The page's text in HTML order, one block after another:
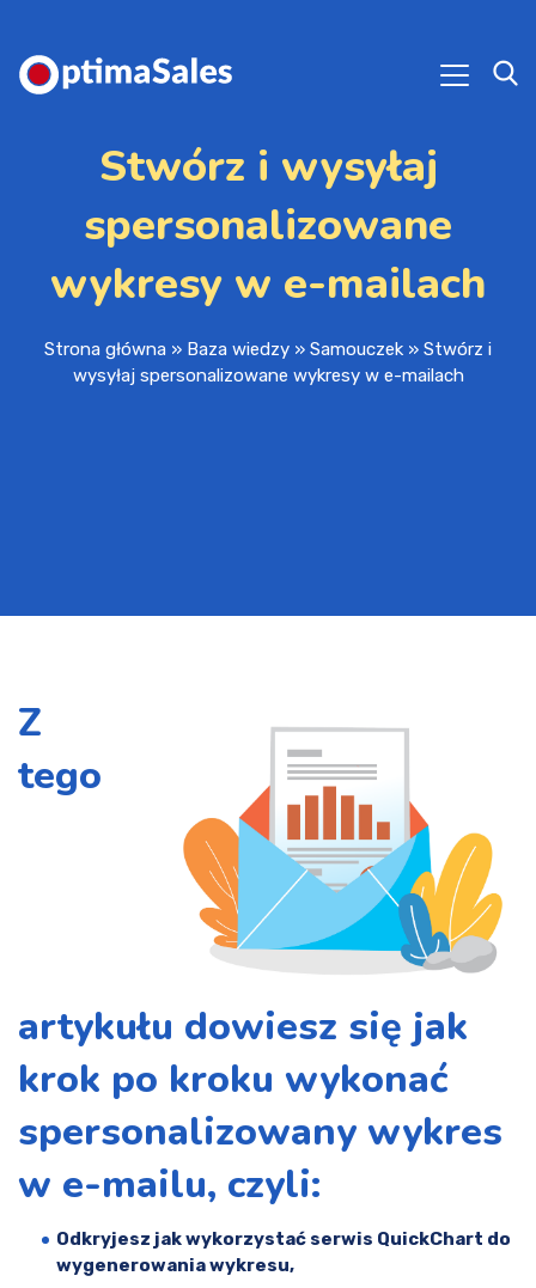
Stwórz i wysyłaj
spersonalizowane
wykresy w e-mailach
Strona główna » Baza wiedzy » Samouczek » Stwórz i
wysyłaj spersonalizowane wykresy w e-mailach
Z
tego
artykułu dowiesz się jak
krok po kroku wykonać
spersonalizowany wykres
w e-mailu, czyli:
Odkryjesz jak wykorzystać serwis QuickChart do
wygenerowania wykresu,